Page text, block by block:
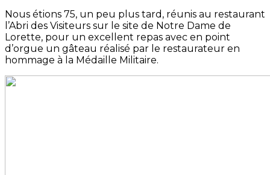
Nous étions 75, un peu plus tard, réunis au restaurant
l’Abri des Visiteurs sur le site de Notre Dame de
Lorette, pour un excellent repas avec en point
d’orgue un gâteau réalisé par le restaurateur en
hommage à la Médaille Militaire.